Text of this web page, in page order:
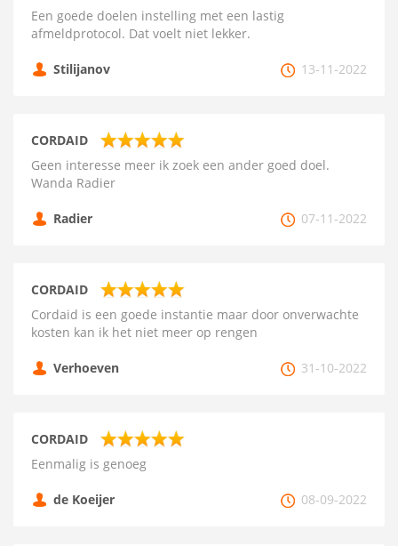
Een goede doelen instelling met een lastig
afmeldprotocol. Dat voelt niet lekker.
Stilijanov 13-11-2022
CORDAID
Geen interesse meer ik zoek een ander goed doel.
Wanda Radier
Radier 07-11-2022
CORDAID
Cordaid is een goede instantie maar door onverwachte
kosten kan ik het niet meer op rengen
Verhoeven 31-10-2022
CORDAID
Eenmalig is genoeg
de Koeijer 08-09-2022